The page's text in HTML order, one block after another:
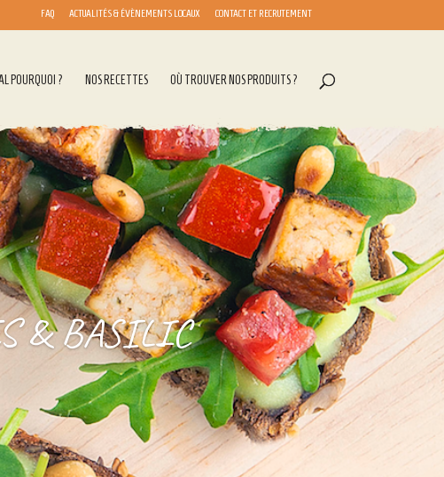
FAQ ACTUALITÉS & ÉVÈNEMENTS LOCAUX CONTACT ET RECRUTEMENT
POURQUOI ? NOS RECETTES OÙ TROUVER NOS PRODUITS ?
& BASILIC